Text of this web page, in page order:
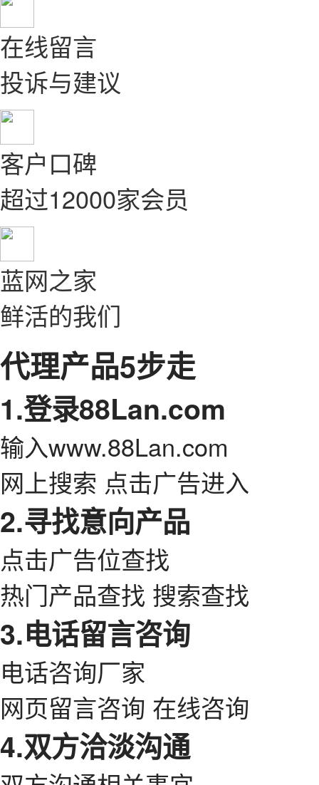
在线留言
投诉与建议
客户口碑
超过12000家会员
蓝网之家
鲜活的我们
代理产品5步走
1.登录88Lan.com
输入www.88Lan.com
网上搜索 点击广告进入
2.寻找意向产品
点击广告位查找
热门产品查找 搜索查找
3.电话留言咨询
电话咨询厂家
网页留言咨询 在线咨询
4.双方洽淡沟通